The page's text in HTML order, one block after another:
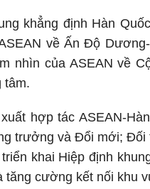
khẳng định Hàn
về Ấn Độ
nhìn của ASEAN về
tâm.
hợp tác ASEAN-
trưởng và Đổi mới; Đối
khai Hiệp định
tăng cường kết nối khu